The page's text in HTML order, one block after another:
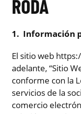
RODA
1. Información
El sitio web
adelante, “Sitio
conforme con la
servicios de la
comercio